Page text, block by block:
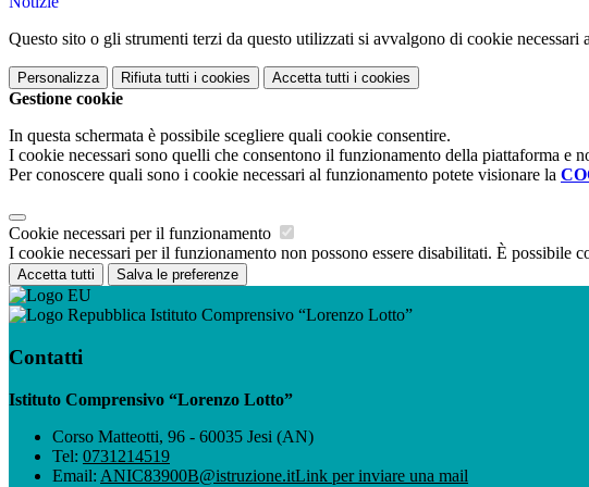
Questo sito o gli strumenti terzi da questo utilizzati si avvalgono di cookie
Personalizza Rifiuta tutti i cookies Accetta tutti i cookies
Gestione cookie
In questa schermata è possibile scegliere quali cookie consentire.
I cookie necessari sono quelli che consentono il funzionamento della piattaforma e
Per conoscere quali sono i cookie necessari al funzionamento potete visionare la
Cookie necessari per il funzionamento
I cookie necessari per il funzionamento non possono essere disabilitati. È possibile
Accetta tutti Salva le preferenze
Istituto Comprensivo “Lorenzo Lotto”
Contatti
Istituto Comprensivo “Lorenzo Lotto”
Corso Matteotti, 96 - 60035 Jesi (AN)
Tel: 0731214519
Email: ANIC83900B@istruzione.itLink per inviare una mail